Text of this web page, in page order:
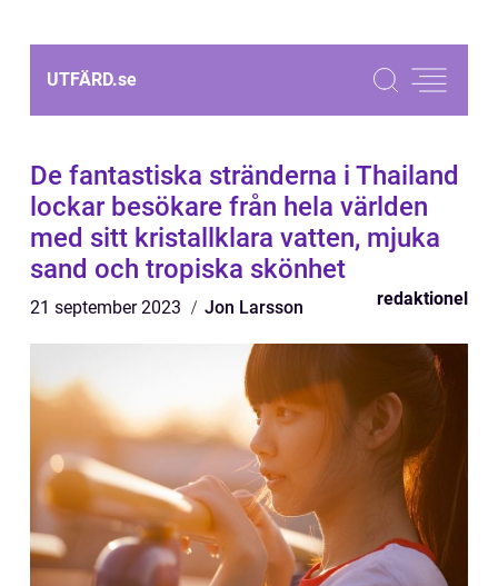
UTFÄRD.se
De fantastiska stränderna i Thailand
lockar besökare från hela världen
med sitt kristallklara vatten, mjuka
sand och tropiska skönhet
21 september 2023 Jon Larsson redaktionel